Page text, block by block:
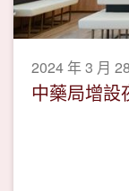
2024 年 3 月
中藥局增設